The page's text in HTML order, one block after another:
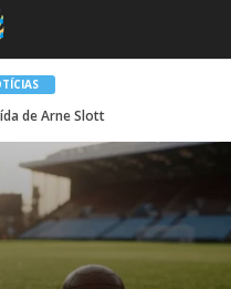
de Arne Slott